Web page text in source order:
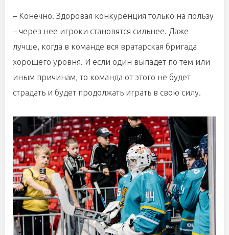
– Конечно. Здоровая конкуренция только на пользу
– через нее игроки становятся сильнее. Даже
лучше, когда в команде вся вратарская бригада
хорошего уровня. И если один выпадет по тем или
иным причинам, то команда от этого не будет
страдать и будет продолжать играть в свою силу.